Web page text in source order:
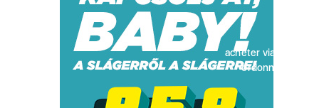
acheter viagra sans
ordonnance